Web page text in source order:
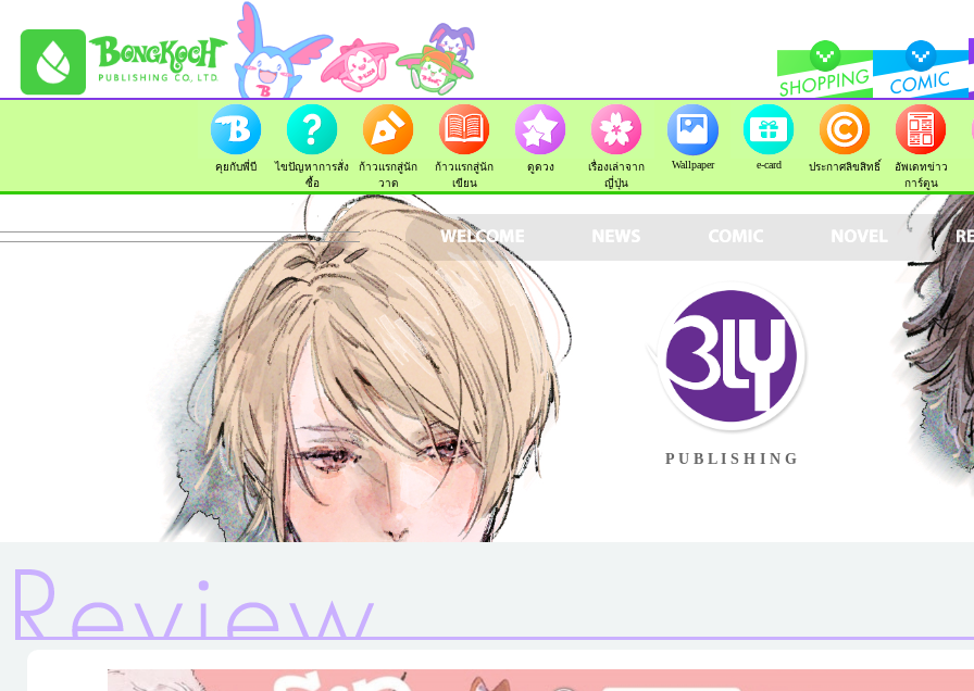
คุยกับพี่บี
ไขปัญหาการสั่ง
ซื้อ
ก้าวแรกสู่นัก
วาด
ก้าวแรกสู่นัก
เขียน
ดูดวง
เรื่องเล่าจาก
ญี่ปุ่น
Wallpaper e-card ประกาศลิขสิทธิ์
อัพเดทข่าว
การ์ตูน
P U B L I S H I N G